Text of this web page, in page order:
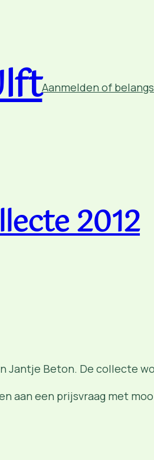
Aanmelden of
2012
Jantje Beton. De collecte
aan een prijsvraag met